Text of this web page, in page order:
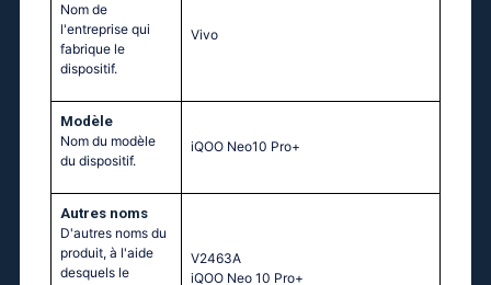
Nom de
l'entreprise qui
fabrique le
dispositif.
Vivo
Modèle
Nom du modèle
du dispositif.
iQOO Neo10 Pro+
Autres noms
D'autres noms du
produit, à l'aide
desquels le
V2463A
iQOO Neo 10 Pro+